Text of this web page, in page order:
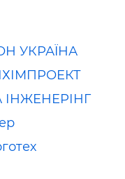
УКРАЇНА
ІНЖЕНЕРІНГ